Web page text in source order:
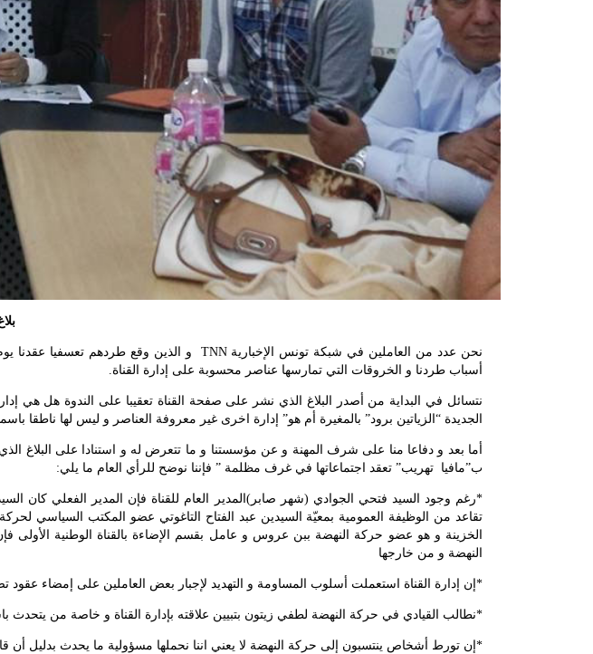
أسباب طردنا و الخروقات التي تمارسها عناصر محسوبة على إدارة القناة.
الجديدة “الزياتين برود” بالمغيرة أم هو” إدارة اخرى غير معروفة العناصر و ليس لها ناطقا
ب”مافيا تهريب” تعقد اجتماعاتها في غرف مظلمة ” فإننا نوضح للرأي العام ما يلي:
*رغم وجود السيد فتحي الجوادي (شهر صابر)المدير العام للقناة فإن المدير الفعلي
تقاعد من الوظيفة العمومية بمعيّة السيدين عبد الفتاح التاغوتي عضو المكتب السياسي
الخزينة و هو عضو حركة النهضة ببن عروس و عامل بقسم الإضاءة بالقناة الوطنية
النهضة و من خارجها
*إن إدارة القناة استعملت أسلوب المساومة و التهديد لإجبار بعض العاملين على إمضاء عقود
*نطالب القيادي في حركة النهضة لطفي زيتون بتبيين علاقته بإدارة القناة و خاصة من يتحدث
*إن تورط أشخاص ينتسبون إلى حركة النهضة لا يعني اننا نحملها مسؤولية ما يحدث بدليل أن